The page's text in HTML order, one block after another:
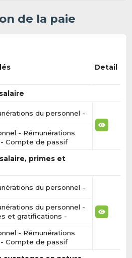
de la paie
Detail
du personnel -
- Rémunérations
Compte de passif
primes et
du personnel -
du personnel -
et gratifications -
- Rémunérations
Compte de passif